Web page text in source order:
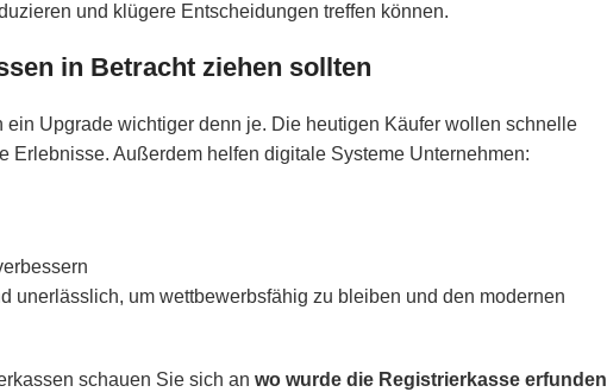
und klügere Entscheidungen treffen können.
in Betracht ziehen sollten
ein Upgrade wichtiger denn je. Die heutigen Käufer wollen schnelle
Außerdem helfen digitale Systeme Unternehmen:
unerlässlich, um wettbewerbsfähig zu bleiben und den modernen
schauen Sie sich an wo wurde die Registrierkasse erfunden